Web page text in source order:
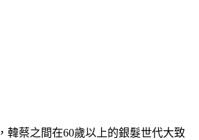
韓蔡之間在60歲以上的銀髮世代大致